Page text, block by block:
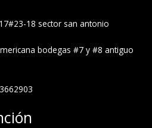
r
a
p
e
18 sector san antonio
bodegas #7 y #8 antiguo